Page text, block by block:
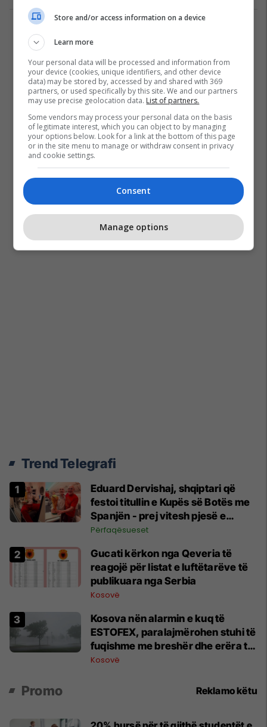
Trend Telegrafi
Eduard Dervishaj, shqiptari që
festoi titullin e Kupës së Botës me
Spanjën - prej vitesh pjesë e
federatës spanjolle
Përfaqësueset
Gucati kërkon nga Qeveria të
reagojë për listat e luftëtarëve të
publikuara nga Serbia
Kosovë
Kosova nën alarmin e kuq të
ESTOFEX, paralajmërohen stuhi të
fuqishme me breshër dhe erëra të
forta
Kosovë
Promo Reklamo këtu
Store and/or access information on a device
Learn more
Your personal data will be processed and information from
your device (cookies, unique identifiers, and other device
data) may be stored by, accessed by and shared with 369
partners, or used specifically by this site. We and our partners
may use precise geolocation data. List of partners.
Some vendors may process your personal data on the basis
of legitimate interest, which you can object to by managing
your options below. Look for a link at the bottom of this page
or in the site menu to manage or withdraw consent in privacy
and cookie settings.
Consent
Manage options